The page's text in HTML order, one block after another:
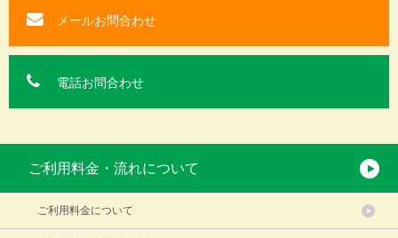
ご利用料金・流れについて
ご利用料金について
メールお問合わせ
電話お問合わせ